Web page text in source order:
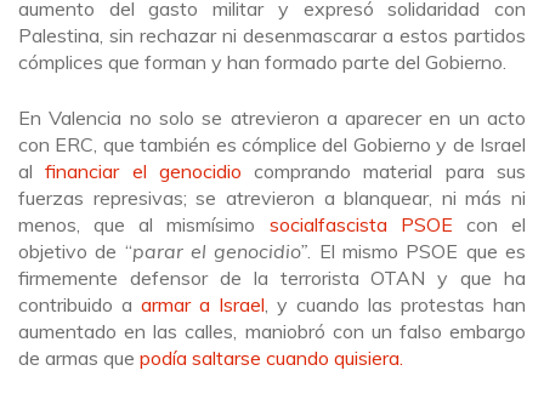
aumento del gasto militar y expresó solidaridad con
Palestina, sin rechazar ni desenmascarar a estos partidos
cómplices que forman y han formado parte del Gobierno.
En Valencia no solo se atrevieron a aparecer en un acto
con ERC, que también es cómplice del Gobierno y de Israel
al financiar el genocidio comprando material para sus
fuerzas represivas; se atrevieron a blanquear, ni más ni
menos, que al mismísimo socialfascista PSOE con el
objetivo de “parar el genocidio” . El mismo PSOE que es
firmemente defensor de la terrorista OTAN y que ha
contribuido a armar a Israel , y cuando las protestas han
aumentado en las calles, maniobró con un falso embargo
de armas que podía saltarse cuando quisiera.